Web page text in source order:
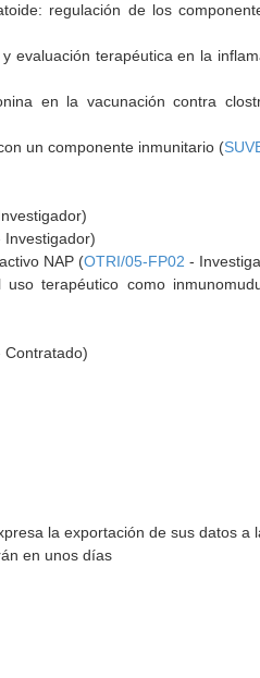
regulación de los
evaluación terapéutica en la
en la vacunación contra
un componente inmunitario (
Investigador)
NAP (OTRI/05-FP02 -
terapéutico como
Contratado)
la exportación de sus datos a
en unos días